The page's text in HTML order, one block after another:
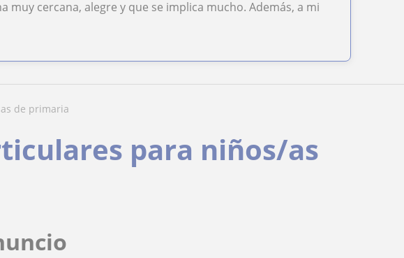
muy cercana, alegre y que se implica mucho. Además, a mi
de primaria
para niños/as